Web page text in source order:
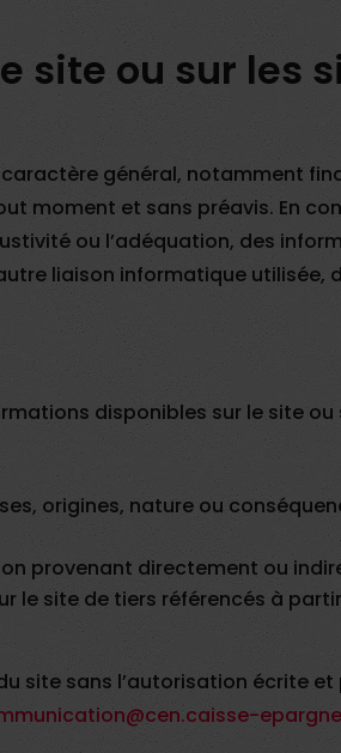
site ou sur les
caractère général, notamment
moment et sans préavis. En
ou l’adéquation, des
liaison informatique utilisée,
disponibles sur le site ou
origines, nature ou
provenant directement ou
le site de tiers référencés à
site sans l’autorisation écrite